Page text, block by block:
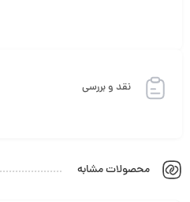
نقد و بررسی
محصولات مشابه